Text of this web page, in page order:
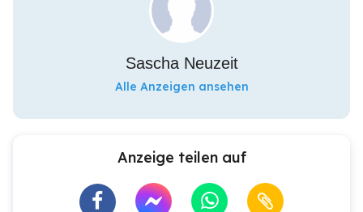
Sascha Neuzeit
Alle Anzeigen ansehen
Anzeige teilen auf